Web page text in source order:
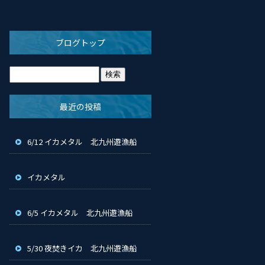
ブログトップ
最近の投稿
6/12 イカメタル 北九州遊漁船
イカメタル
6/5 イカメタル 北九州遊漁船
5/30 夜焚きイカ 北九州遊漁船